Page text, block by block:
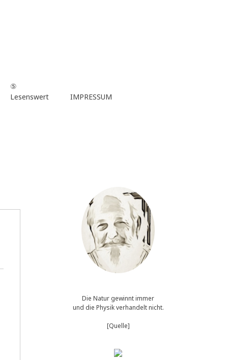
⑤
Lesenswert
IMPRESSUM
Die Natur gewinnt immer
und die Physik verhandelt nicht.
[Quelle]